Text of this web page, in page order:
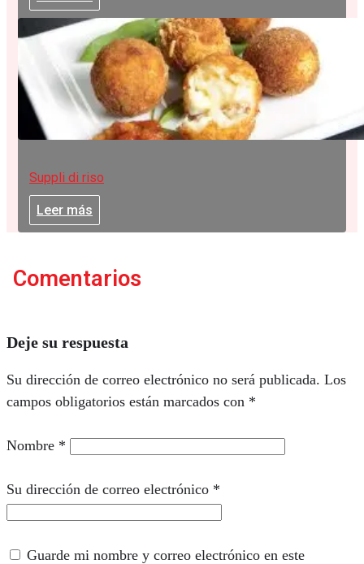
Suppli di riso
Leer más
Comentarios
Deje su respuesta
Su dirección de correo electrónico no será publicada. Los
campos obligatorios están marcados con *
Nombre *
Su dirección de correo electrónico *
Guarde mi nombre y correo electrónico en este